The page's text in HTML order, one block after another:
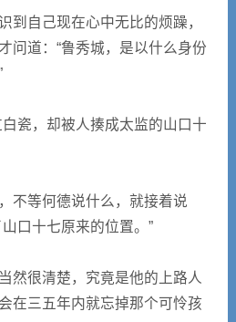
自己现在心中无比的烦躁，
问道：“鲁秀城，是以什么身份
瓷，却被人揍成太监的山口十
不等何德说什么，就接着说
口十七原来的位置。”
然很清楚，究竟是他的上路人
在三五年内就忘掉那个可怜孩